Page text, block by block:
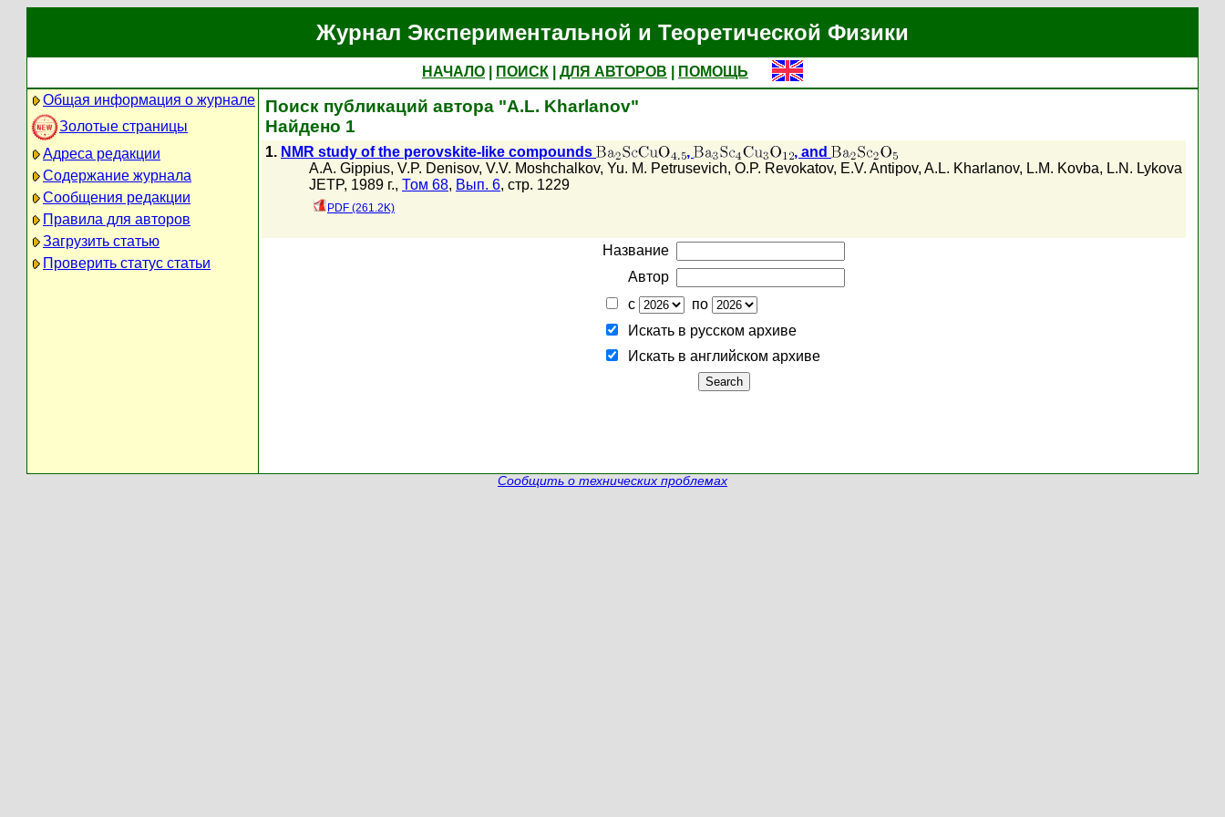
Журнал Экспериментальной и Теоретической Физики
НАЧАЛО ПОИСК ДЛЯ АВТОРОВ
ПОМОЩЬ
Общая информация о журнале
Золотые страницы
Адреса редакции
Содержание журнала
Сообщения редакции
Правила для авторов
Загрузить статью
Проверить статус статьи
Поиск публикаций автора "A.L. Kharlanov"
Найдено 1
1. NMR study of the perovskite-like compounds ,
, and
A.A. Gippius, V.P. Denisov, V.V. Moshchalkov, Yu. M. Petrusevich, O.P. Revokatov, E.V. Antipov, A.L. Kharlanov, L.M. Kovba, L.N. Lykova
JETP, 1989 г., Том 68, Вып. 6, стр. 1229
PDF (261.2K)
Название
Автор
с
по
Искать в русском архиве
Искать в английском архиве
Сообщить о технических проблемах